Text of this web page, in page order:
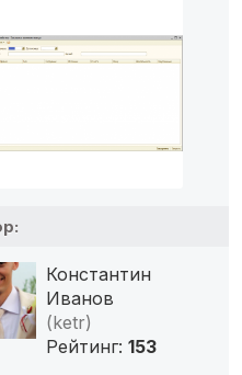
Константин
Иванов
(ketr)
Рейтинг: 153